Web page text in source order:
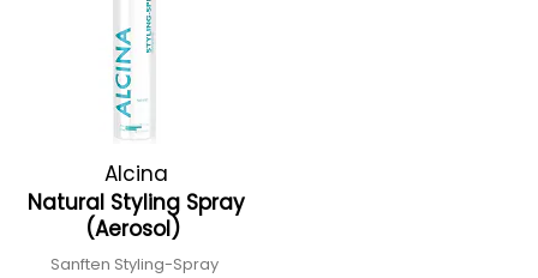
Alcina
Natural Styling Spray
(Aerosol)
Sanften Styling-Spray